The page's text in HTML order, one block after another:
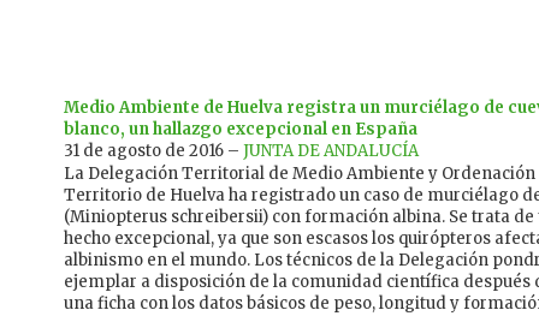
Medio Ambiente de Huelva registra un murciélago de
blanco, un hallazgo excepcional en España
31 de agosto de 2016 – JUNTA DE ANDALUCÍA
La Delegación Territorial de Medio Ambiente y Ordenación
Territorio de Huelva ha registrado un caso de murciélago
(Miniopterus schreibersii) con formación albina. Se trata de
hecho excepcional, ya que son escasos los quirópteros
albinismo en el mundo. Los técnicos de la Delegación
ejemplar a disposición de la comunidad científica después
una ficha con los datos básicos de peso, longitud y